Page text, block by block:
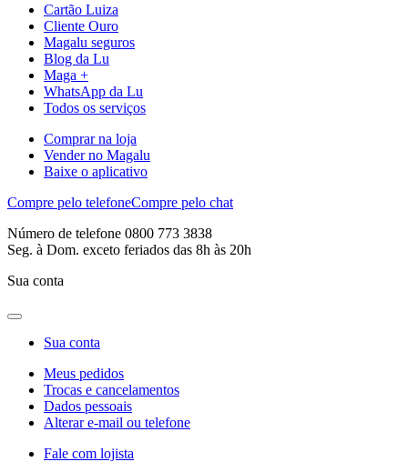
Cartão Luiza
Cliente Ouro
Magalu seguros
Blog da Lu
Maga +
WhatsApp da Lu
Todos os serviços
Comprar na loja
Vender no Magalu
Baixe o aplicativo
Compre pelo telefoneCompre pelo chat
Número de telefone 0800 773 3838
Seg. à Dom. exceto feriados das 8h às 20h
Sua conta
Sua conta
Meus pedidos
Trocas e cancelamentos
Dados pessoais
Alterar e-mail ou telefone
Fale com lojista